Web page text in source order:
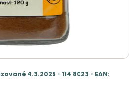
4.3.2025・114 8023・EAN: